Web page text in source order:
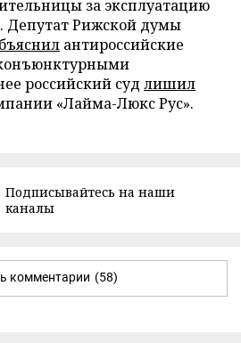
за эксплуатацию
Депутат Рижской думы
антироссийские
российский суд лишил
«Лайма-Люкс Рус».
Подписывайтесь на наши
каналы
комментарии (58)